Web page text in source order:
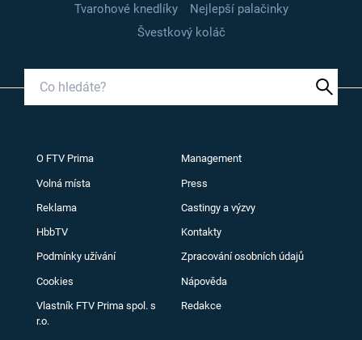
Tvarohové knedlíky
Nejlepší palačinky
Švestkový koláč
O FTV Prima Management
Volná místa Press
Reklama Castingy a výzvy
HbbTV Kontakty
Podmínky užívání Zpracování osobních údajů
Cookies Nápověda
Vlastník FTV Prima spol. s
r.o.
Redakce